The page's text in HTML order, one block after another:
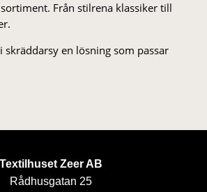
Från stil­rena klas­siker till
skräddarsy en lösning som passar
Textilhuset Zeer AB
Rådhusgatan 25